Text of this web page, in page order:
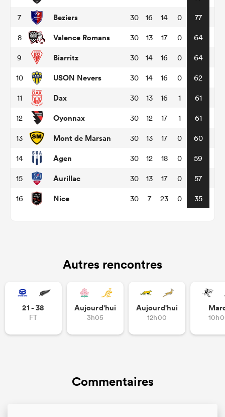
7 Beziers 30 16 14 0 77
8 Valence Romans 30 13 17 0 64
9 Biarritz 30 14 16 0 64
10 USON Nevers 30 14 16 0 62
11 Dax 30 13 16 1 61
12 Oyonnax 30 12 17 1 61
13 Mont de Marsan 30 13 17 0 60
14 Agen 30 12 18 0 59
15 Aurillac 30 13 17 0 57
16 Nice 30 7 23 0 35
Autres rencontres
21 - 38
FT
Aujourd'hui
3h05
Aujourd'hui
12h00
Commentaires